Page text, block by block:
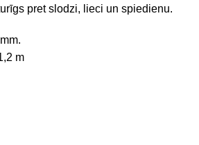
pret slodzi, lieci un spiedienu.
m